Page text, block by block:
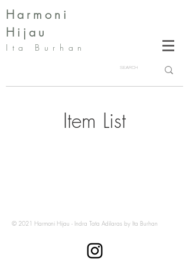
Harmoni
Hijau
Ita Burhan
Item List
© 2021 Harmoni Hijau - Indra Tata Adilaras by Ita Burhan